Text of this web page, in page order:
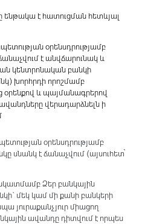
է հատուցման հետևյալ
օրենսդրությամբ
է անվճարունակ և
կենտրոնական բանկի
խորհրդի որոշմամբ
օրենքով և պայմանագրերով
վերադարձնելն ի
օրենսդրությամբ
սնանկ է ճանաչվում (այսուհետ՝
Ձեր բանկային
մեկ կամ մի քանի բանկերի
յուրաքանչյուր միացող
ավանդը դիտվում է որպես